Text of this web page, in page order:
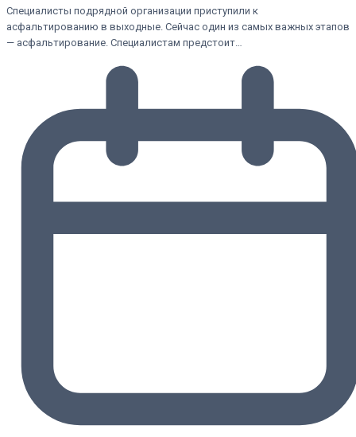
Специалисты подрядной организации приступили к
асфальтированию в выходные. Сейчас один из самых важных этапов
— асфальтирование. Специалистам предстоит…